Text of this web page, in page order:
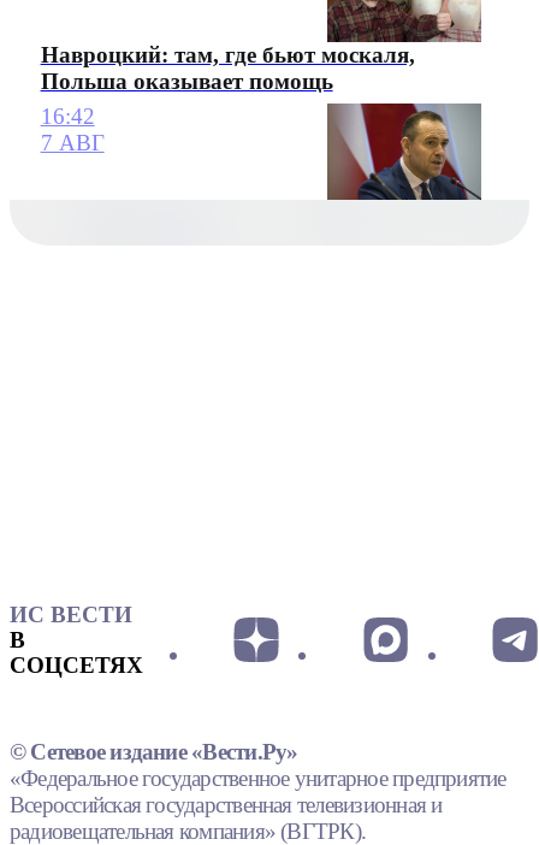
Навроцкий: там, где бьют москаля,
Польша оказывает помощь
16:42
7 АВГ
ИС ВЕСТИ
В
СОЦСЕТЯХ
© Сетевое издание «Вести.Ру»
«Федеральное государственное унитарное предприятие
Всероссийская государственная телевизионная и
радиовещательная компания» (ВГТРК).